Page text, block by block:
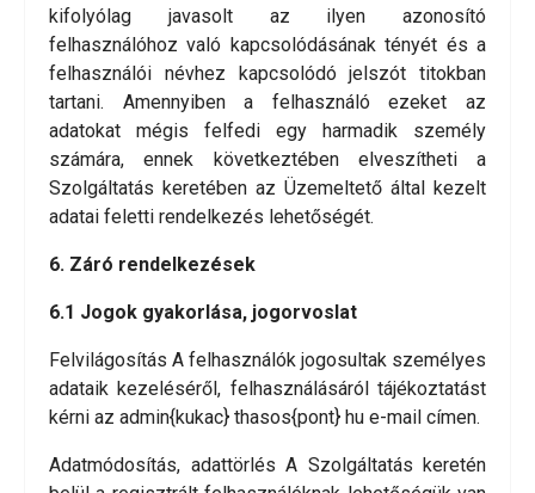
kifolyólag javasolt az ilyen azonosító
felhasználóhoz való kapcsolódásának tényét és a
felhasználói névhez kapcsolódó jelszót titokban
tartani. Amennyiben a felhasználó ezeket az
adatokat mégis felfedi egy harmadik személy
számára, ennek következtében elveszítheti a
Szolgáltatás keretében az Üzemeltető által kezelt
adatai feletti rendelkezés lehetőségét.
6. Záró rendelkezések
6.1 Jogok gyakorlása, jogorvoslat
Felvilágosítás A felhasználók jogosultak személyes
adataik kezeléséről, felhasználásáról tájékoztatást
kérni az admin{kukac} thasos{pont} hu e-mail címen.
Adatmódosítás, adattörlés A Szolgáltatás keretén